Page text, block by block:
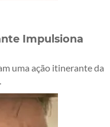
Impulsiona
uma ação itinerante da